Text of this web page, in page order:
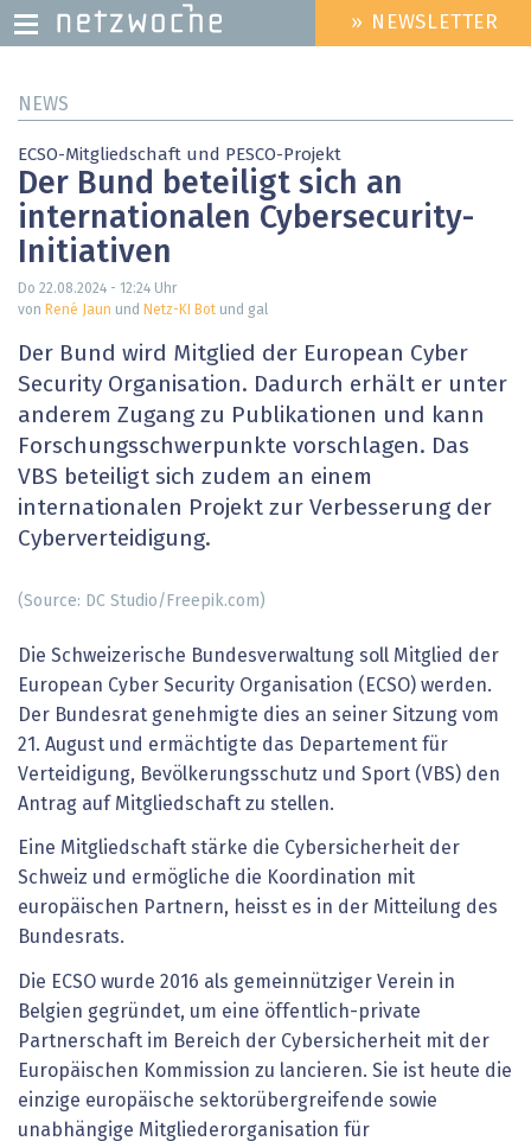
zum
HEADER
MENU
» NEWSLETTER
NEWS
ECSO-Mitgliedschaft und PESCO-Projekt
Der Bund beteiligt sich an
internationalen Cybersecurity-
Initiativen
Do 22.08.2024 - 12:24 Uhr
von René Jaun und Netz-KI Bot und gal
Der Bund wird Mitglied der European Cyber
Security Organisation. Dadurch erhält er unter
anderem Zugang zu Publikationen und kann
Forschungsschwerpunkte vorschlagen. Das
VBS beteiligt sich zudem an einem
internationalen Projekt zur Verbesserung der
Cyberverteidigung.
(Source: DC Studio/Freepik.com)
Die Schweizerische Bundesverwaltung soll Mitglied der
European Cyber Security Organisation (ECSO) werden.
Der Bundesrat genehmigte dies an seiner Sitzung vom
21. August und ermächtigte das Departement für
Verteidigung, Bevölkerungsschutz und Sport (VBS) den
Antrag auf Mitgliedschaft zu stellen.
Eine Mitgliedschaft stärke die Cybersicherheit der
Schweiz und ermögliche die Koordination mit
europäischen Partnern, heisst es in der Mitteilung des
Bundesrats.
Die ECSO wurde 2016 als gemeinnütziger Verein in
Belgien gegründet, um eine öffentlich-private
Partnerschaft im Bereich der Cybersicherheit mit der
Europäischen Kommission zu lancieren. Sie ist heute die
einzige europäische sektorübergreifende sowie
unabhängige Mitgliederorganisation für